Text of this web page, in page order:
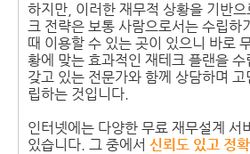
하지만, 이러한 재무적 상황을 기반으
크 전략은 보통 사람으로서는 수립하
때 이용할 수 있는 곳이 있으니 바로
황에 맞는 효과적인 재테크 플랜을
갖고 있는 전문가와 함께 상담하며
립하는 것입니다.
인터넷에는 다양한 무료 재무설계 서
있습니다. 그 중에서 신뢰도 있고 정